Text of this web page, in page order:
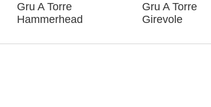
Gru A Torre
Hammerhead
Gru A Torre
Girevole